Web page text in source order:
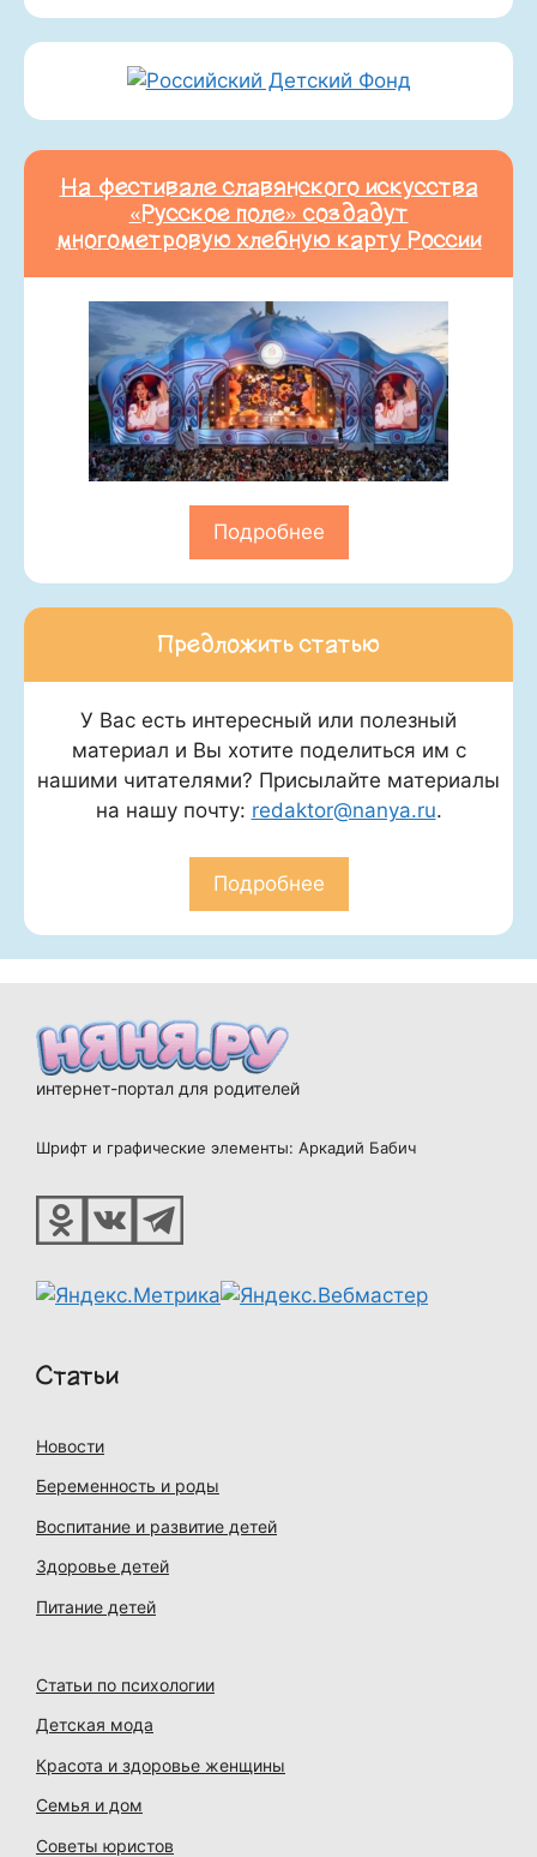
На фестивале славянского искусства
«Русское поле» создадут
многометровую хлебную карту России
Подробнее
Предложить статью
У Вас есть интересный или полезный
материал и Вы хотите поделиться им с
нашими читателями? Присылайте материалы
на нашу почту: redaktor@nanya.ru.
Подробнее
интернет-портал для родителей
Шрифт и графические элементы: Аркадий Бабич
Статьи
Новости
Беременность и роды
Воспитание и развитие детей
Здоровье детей
Питание детей
Статьи по психологии
Детская мода
Красота и здоровье женщины
Семья и дом
Советы юристов